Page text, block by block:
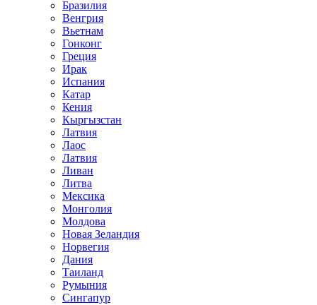
Бразилия
Венгрия
Вьетнам
Гонконг
Греция
Ирак
Испания
Катар
Кения
Кыргызстан
Латвия
Лаос
Латвия
Ливан
Литва
Мексика
Монголия
Молдова
Новая Зеландия
Норвегия
Дания
Таиланд
Румыния
Сингапур